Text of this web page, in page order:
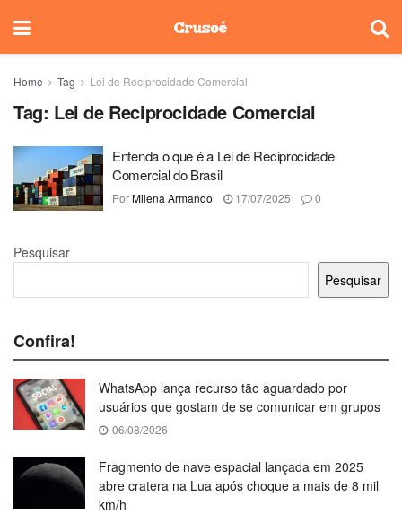
Home Tag Lei de Reciprocidade Comercial
Tag: Lei de Reciprocidade Comercial
Entenda o que é a Lei de Reciprocidade
Comercial do Brasil
PorMilena Armando 17/07/2025 0
Pesquisar
Pesquisar
Confira!
WhatsApp lança recurso tão aguardado por
usuários que gostam de se comunicar em grupos
06/08/2026
Fragmento de nave espacial lançada em 2025
abre cratera na Lua após choque a mais de 8 mil
km/h